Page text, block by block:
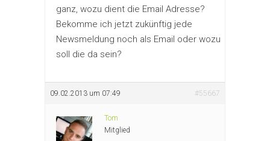
ganz, wozu dient die Email Adresse?
Bekomme ich jetzt zukünftig jede
Newsmeldung noch als Email oder wozu
soll die da sein?
09.02.2013 um 07:49 #55667
Tom
Mitglied